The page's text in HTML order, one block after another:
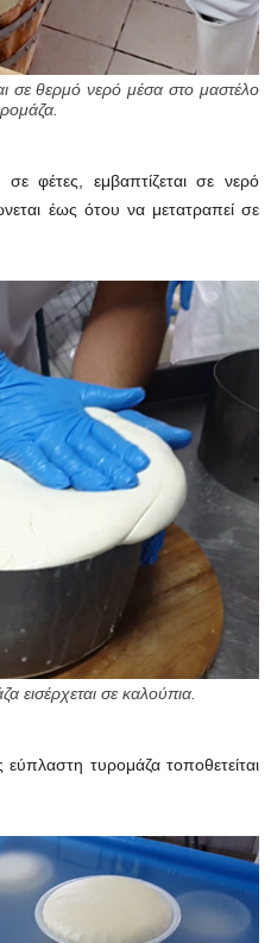
σε θερμό νερό μέσα στο μαστέλο
σε φέτες, εμβαπτίζεται σε νερό
έως ότου να μετατραπεί σε
εισέρχεται σε καλούπια.
τυρομάζα τοποθετείται